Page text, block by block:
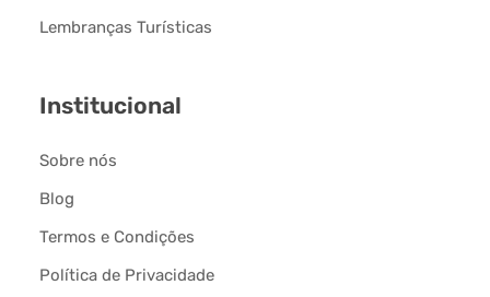
Lembranças Turísticas
Institucional
Sobre nós
Blog
Termos e Condições
Política de Privacidade